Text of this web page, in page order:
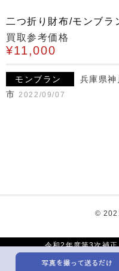
二つ折り財布/モンブラ
買取参考価格
¥11,000
モンブラン
兵庫県神
市 2022/09/07
©
令和2年度第3次補